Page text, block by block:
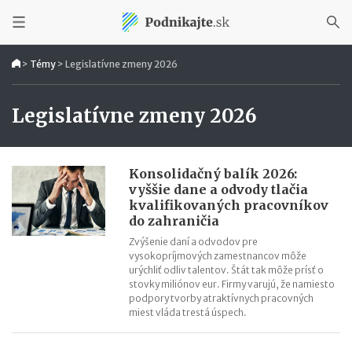
> Témy > Legislatívne zmeny 2026
Legislatívne zmeny 2026
Konsolidačný balík 2026:
vyššie dane a odvody tlačia
kvalifikovaných pracovníkov
do zahraničia
Zvýšenie daní a odvodov pre
vysokopríjmových zamestnancov môže
urýchliť odliv talentov. Štát tak môže prísť o
stovky miliónov eur. Firmy varujú, že namiesto
podpory tvorby atraktívnych pracovných
miest vláda trestá úspech.